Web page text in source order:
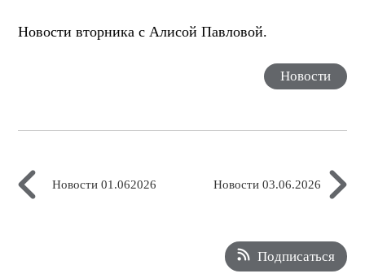
Новости вторника с Алисой Павловой.
Новости
Новости 01.062026 Новости 03.06.2026
Подписаться